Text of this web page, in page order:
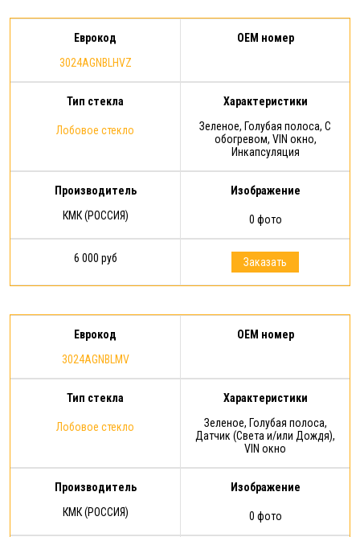
Еврокод
3024AGNBLHVZ
OEM номер
Тип стекла
Лобовое стекло
Характеристики
Зеленое, Голубая полоса, С
обогревом, VIN окно,
Инкапсуляция
Производитель
КМК (РОССИЯ)
Изображение
0 фото
6 000 руб Заказать
Еврокод
3024AGNBLMV
OEM номер
Тип стекла
Лобовое стекло
Характеристики
Зеленое, Голубая полоса,
Датчик (Света и/или Дождя),
VIN окно
Производитель
КМК (РОССИЯ)
Изображение
0 фото